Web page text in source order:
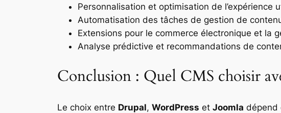
Personnalisation et optimisation de l’expérience
Automatisation des tâches de gestion de
Extensions pour le commerce électronique et la
Analyse prédictive et recommandations de
Conclusion : Quel CMS choisir
Le choix entre Drupal, WordPress et Joomla dépend